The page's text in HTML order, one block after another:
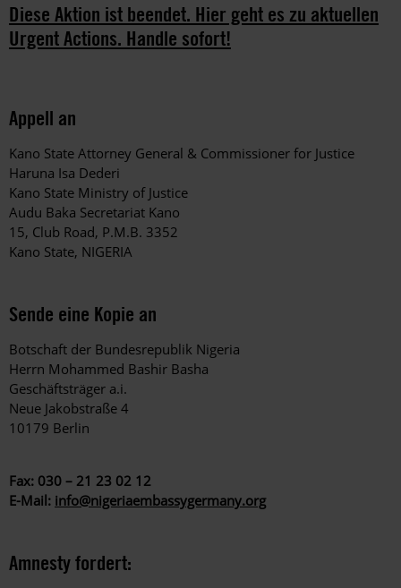
Diese Aktion ist beendet. Hier geht es zu aktuellen
Urgent Actions. Handle sofort!
Appell an
Kano State Attorney General & Commissioner for Justice
Haruna Isa Dederi
Kano State Ministry of Justice
Audu Baka Secretariat Kano
15, Club Road, P.M.B. 3352
Kano State, NIGERIA
Sende eine Kopie an
Botschaft der Bundesrepublik Nigeria
Herrn Mohammed Bashir Basha
Geschäftsträger a.i.
Neue Jakobstraße 4
10179 Berlin
Fax: 030 – 21 23 02 12
E-Mail: info@nigeriaembassygermany.org
Amnesty fordert: